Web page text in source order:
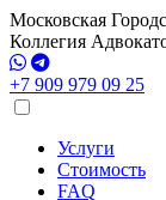
Московская
Коллегия
+7 909 979 09 25
Услуги
Стоимость
FAQ